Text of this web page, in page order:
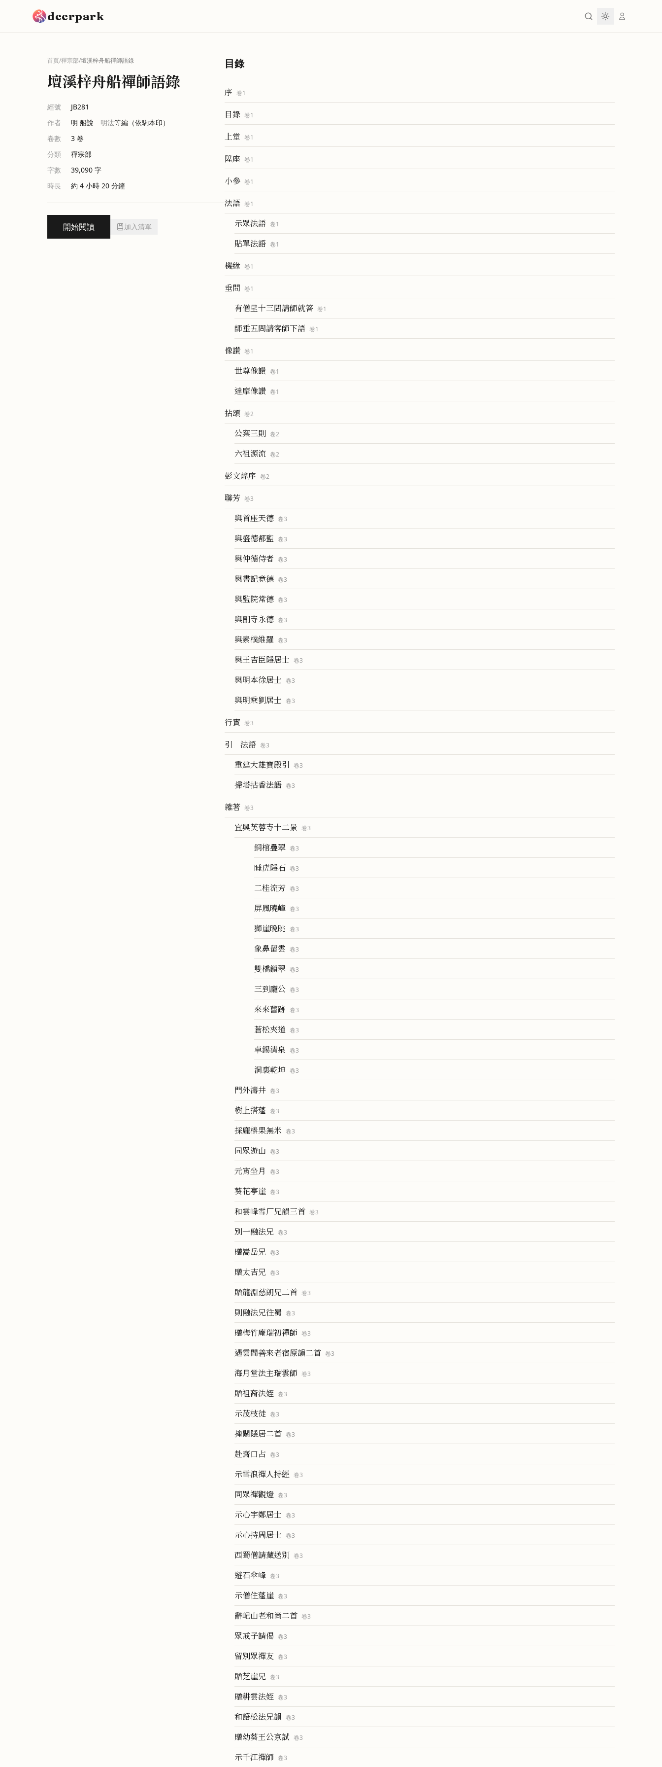
deerpark
首頁/禪宗部/壇溪梓舟船禪師語錄
壇溪梓舟船禪師語錄
經號
JB281
作者
明 船說 明法等編（依駒本印）
卷數
3 卷
分類
禪宗部
字數
39,090 字
時長
約 4 小時 20 分鐘
開始閱讀 加入清單
目錄
序 卷1
目錄 卷1
上堂 卷1
陞座 卷1
小參 卷1
法語 卷1
示眾法語 卷1
貼單法語 卷1
機緣 卷1
垂問 卷1
有僧呈十三問請師就答 卷1
師垂五問請客師下語 卷1
像讚 卷1
世尊像讚 卷1
達摩像讚 卷1
拈頌 卷2
公案三則 卷2
六祖源流 卷2
彭文煒序 卷2
聯芳 卷3
與首座天德 卷3
與盛德都監 卷3
與仲德侍者 卷3
與書記竟德 卷3
與監院常德 卷3
與副寺永德 卷3
與素樸維羅 卷3
與王吉臣隱居士 卷3
與明本徐居士 卷3
與明乘劉居士 卷3
行實 卷3
引 法語 卷3
重建大雄寶殿引 卷3
掃塔拈香法語 卷3
雜著 卷3
宜興芙蓉寺十二景 卷3
銅棺疊翠 卷3
睡虎隱石 卷3
二桂流芳 卷3
屏風曉嶂 卷3
獅崖晚眺 卷3
象鼻留雲 卷3
雙橋鎖翠 卷3
三到龐公 卷3
來來舊跡 卷3
蒼松夾道 卷3
卓錫清泉 卷3
洞裏乾坤 卷3
門外濤井 卷3
樹上搭蓬 卷3
採龐榛果無米 卷3
同眾遊山 卷3
元宵坐月 卷3
葵花亭崖 卷3
和雲峰雪厂兄韻三首 卷3
別一融法兄 卷3
贈嵩岳兄 卷3
贈太吉兄 卷3
贈龍淵慈朗兄二首 卷3
則融法兄往蜀 卷3
贈梅竹庵瑞初禪師 卷3
遇雲間善來老宿原韻二首 卷3
海月堂法主瑞雲師 卷3
贈祖裔法姪 卷3
示茂枝徒 卷3
掩關隱居二首 卷3
赴齋口占 卷3
示雪浪禪人持經 卷3
同眾禪觀燈 卷3
示心宇鄭居士 卷3
示心持周居士 卷3
西蜀僧請藏送別 卷3
遊石傘峰 卷3
示僧住蓬崖 卷3
辭屺山老和尚二首 卷3
眾戒子請偈 卷3
留別眾禪友 卷3
贈芝崖兄 卷3
贈耕雲法姪 卷3
和語松法兄韻 卷3
贈幼葵王公京試 卷3
示千江禪師 卷3